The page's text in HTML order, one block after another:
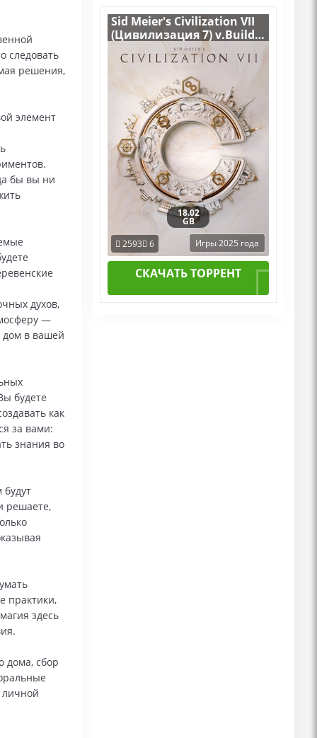
следовать
решения,
элемент
бы вы ни
духов,
—
дом в вашей
будете
как
за вами:
знания во
будут
решаете,
практики,
здесь
дома, сбор
личной
Sid Meier's Civilization VII
(Цивилизация 7) v.Build
17226959 [RUS|ENG] (2025)
PC Лицензия
18.02
GB
2593
6 Игры 2025 года
СКАЧАТЬ ТОРРЕНТ